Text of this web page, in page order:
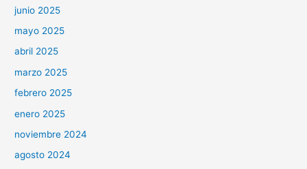
junio 2025
mayo 2025
abril 2025
marzo 2025
febrero 2025
enero 2025
noviembre 2024
agosto 2024